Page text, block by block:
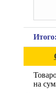
Итого:
на